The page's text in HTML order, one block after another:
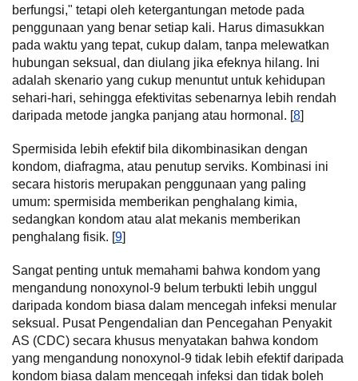
berfungsi," tetapi oleh ketergantungan metode pada
penggunaan yang benar setiap kali. Harus dimasukkan
pada waktu yang tepat, cukup dalam, tanpa melewatkan
hubungan seksual, dan diulang jika efeknya hilang. Ini
adalah skenario yang cukup menuntut untuk kehidupan
sehari-hari, sehingga efektivitas sebenarnya lebih rendah
daripada metode jangka panjang atau hormonal. [8]
Spermisida lebih efektif bila dikombinasikan dengan
kondom, diafragma, atau penutup serviks. Kombinasi ini
secara historis merupakan penggunaan yang paling
umum: spermisida memberikan penghalang kimia,
sedangkan kondom atau alat mekanis memberikan
penghalang fisik. [9]
Sangat penting untuk memahami bahwa kondom yang
mengandung nonoxynol-9 belum terbukti lebih unggul
daripada kondom biasa dalam mencegah infeksi menular
seksual. Pusat Pengendalian dan Pencegahan Penyakit
AS (CDC) secara khusus menyatakan bahwa kondom
yang mengandung nonoxynol-9 tidak lebih efektif daripada
kondom biasa dalam mencegah infeksi dan tidak boleh